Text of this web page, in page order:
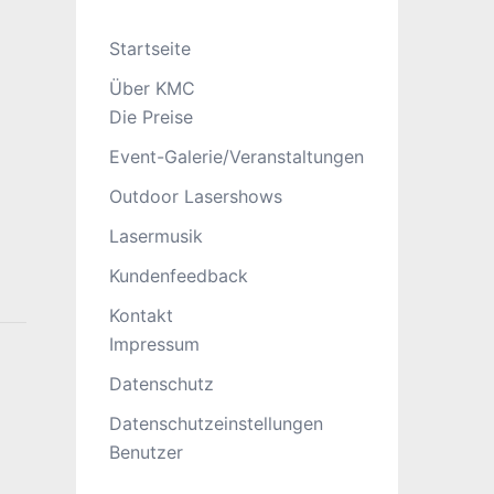
Startseite
Über KMC
Die Preise
Event-Galerie/Veranstaltungen
Outdoor Lasershows
Lasermusik
Kundenfeedback
Kontakt
Impressum
Datenschutz
Datenschutzeinstellungen
Benutzer